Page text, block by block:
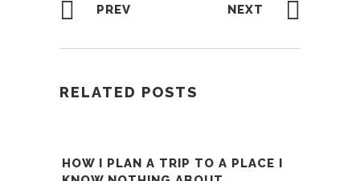
PREV NEXT
RELATED POSTS
HOW I PLAN A TRIP TO A PLACE I